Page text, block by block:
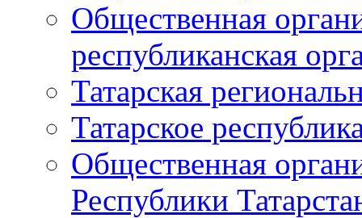
Общественная
республиканская
Татарская
Татарское
Общественная
Республики